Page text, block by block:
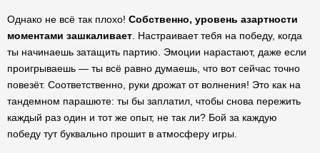
Однако не всё так плохо! Собственно, уровень азартности
моментами зашкаливает . Настраивает тебя на победу, когда
ты начинаешь затащить партию. Эмоции нарастают, даже если
проигрываешь — ты всё равно думаешь, что вот сейчас точно
повезёт. Соответственно, руки дрожат от волнения! Это как на
тандемном парашюте: ты бы заплатил, чтобы снова пережить
каждый раз один и тот же опыт, не так ли? Бой за каждую
победу тут буквально прошит в атмосферу игры.